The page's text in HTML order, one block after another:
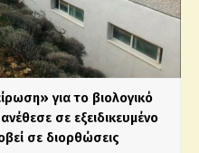
για το βιολογικό
σε εξειδικευμένο
σε διορθώσεις